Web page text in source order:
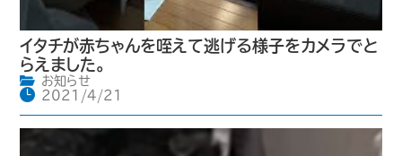
イタチが赤ちゃんを咥えて逃げる様子をカメラでと
らえました。
お知らせ
2021/4/21